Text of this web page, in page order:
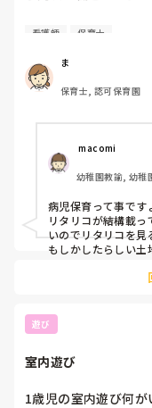
今は保育園勤務ですが
本当は小児科で保育士
働きたいです。
しかし、地方なのか
ほぼなく、ホームペ
していますが見つか
もともと、看護師を
もちろん医療的なこ
わかっていますが💦
看護師 保育士
ま
保育士, 認可保育園
macomi
幼稚園教諭, 幼稚
病児保育って事です
リタリコが結構載
いのでリタリコを見
もしかしたらしい土
遊び
室内遊び
1歳児の室内遊び何が